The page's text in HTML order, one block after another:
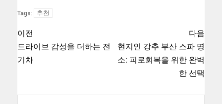
Tags: 추천
이전
드라이브 감성을 더하는 전
기차
다음
현지인 강추 부산 스파 명
소: 피로회복을 위한 완벽
한 선택